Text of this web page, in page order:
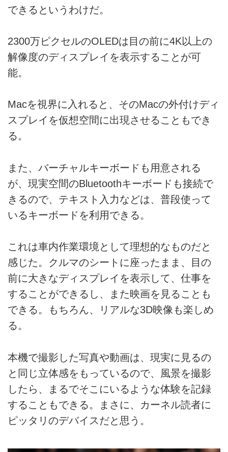
できるというわけだ。
2300万ピクセルのOLEDは目の前に4K以上の
解像度のディスプレイを表示することが可
能。
Macを視界に入れると、そのMacの外付けディ
スプレイを仮想空間に出現させることもでき
る。
また、バーチャルキーボードも用意される
が、現実空間のBluetoothキーボードも接続で
きるので、テキスト入力などは、普段使って
いるキーボードを利用できる。
これは車内作業環境として理想的なものだと
感じた。クルマのシートに座ったまま、目の
前に大きなディスプレイを表示して、仕事を
することができるし、また映画を見ることも
できる。もちろん、リアルな3D映像も楽しめ
る。
本機で撮影した写真や動画は、現実に見るの
と同じ立体感をもっているので、風景を撮影
したら、まるでそこにいるような体験を記録
することもできる。まさに、カーネル読者に
ピッタリのデバイスだと思う。